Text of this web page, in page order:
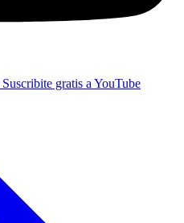
Suscribite gratis a YouTube